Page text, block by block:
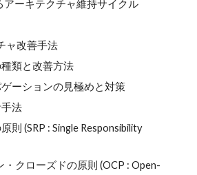
アーキテクチャ維持サイクル
ャ改善手法
類と改善方法
ーションの見極めと対策
法
則 (SRP : Single Responsibility
・クローズドの原則 (OCP : Open-